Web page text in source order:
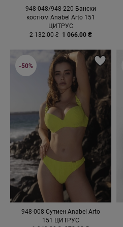
948-048/948-220 Бански
костюм Anabel Arto 151
ЦИТРУС
2 132.00 ₴ 1 066.00 ₴
948-008 Сутиен Anabel Arto
151 ЦИТРУС
-50%